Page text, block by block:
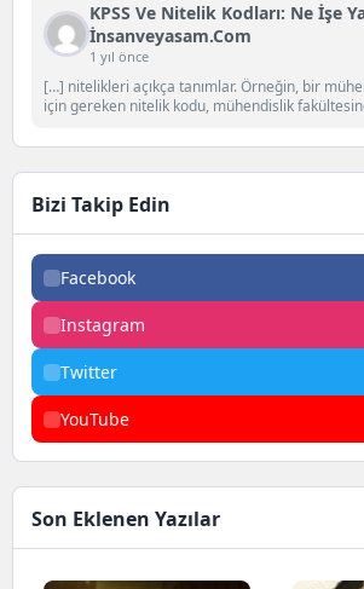
KPSS Ve Nitelik Kodları: Ne İşe
İnsanveyasam.com
1 yıl önce
[…] nitelikleri açıkça tanımlar. Örneğin, bir
için gereken nitelik kodu, mühendislik
Bizi Takip Edin
Facebook
Instagram
Twitter
YouTube
Son Eklenen Yazılar